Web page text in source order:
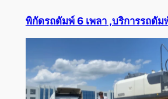
พิกัดรถดัมพ์ 6 เพลา,บริการรถดัม